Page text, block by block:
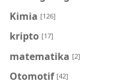
Kimia [126]
kripto [17]
matematika [2]
Otomotif [42]